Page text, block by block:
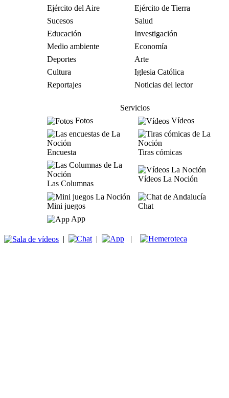
Ejército del Aire
Ejército de Tierra
Sucesos
Salud
Educación
Investigación
Medio ambiente
Economía
Deportes
Arte
Cultura
Iglesia Católica
Reportajes
Noticias del lector
Servicios
Fotos
Vídeos
Encuesta Tiras cómicas
Las Columnas
Vídeos La Noción
Mini juegos
Chat
App
| | |